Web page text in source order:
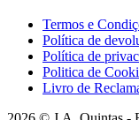
Termos e
Política de
Política de
Politica de
Livro de